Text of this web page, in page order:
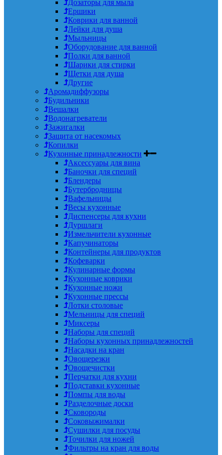
Дозаторы для мыла
Ершики
Коврики для ванной
Лейки для душа
Мыльницы
Оборудование для ванной
Полки для ванной
Шарики для стирки
Щетки для душа
Другие
Аромадиффузоры
Будильники
Вешалки
Водонагреватели
Зажигалки
Защита от насекомых
Копилки
Кухонные принадлежности
Аксессуары для вина
Баночки для специй
Блендеры
Бутербродницы
Вафельницы
Весы кухонные
Диспенсеры для кухни
Дуршлаги
Измельчители кухонные
Капучинаторы
Контейнеры для продуктов
Кофеварки
Кулинарные формы
Кухонные коврики
Кухонные ножи
Кухонные прессы
Лотки столовые
Мельницы для специй
Миксеры
Наборы для специй
Наборы кухонных принадлежностей
Насадки на кран
Овощерезки
Овощечистки
Перчатки для кухни
Подставки кухонные
Помпы для воды
Разделочные доски
Сковороды
Соковыжималки
Сушилки для посуды
Точилки для ножей
Фильтры на кран для воды